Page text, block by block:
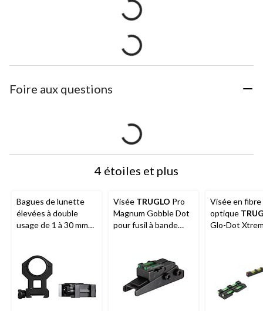
Foire aux questions
4 étoiles et plus
Bagues de lunette
élevées à double
usage de 1 à 30 mm
Visée TRUGLO Pro
Magnum Gobble Dot
pour fusil à bande
Visée en fibre
optique
Glo-Dot